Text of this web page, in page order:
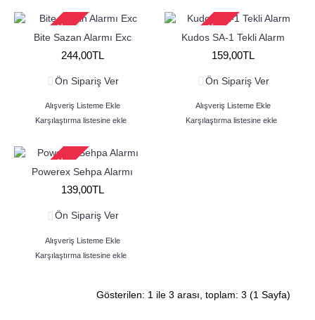
Stokta Yok
Bite Sazan Alarmı Exc
244,00TL
Ön Sipariş Ver
Alışveriş Listeme Ekle
Karşılaştırma listesine ekle
Stokta Yok
Kudos SA-1 Tekli Alarm
159,00TL
Ön Sipariş Ver
Alışveriş Listeme Ekle
Karşılaştırma listesine ekle
Stokta Yok
Powerex Sehpa Alarmı
139,00TL
Ön Sipariş Ver
Alışveriş Listeme Ekle
Karşılaştırma listesine ekle
Gösterilen: 1 ile 3 arası, toplam: 3 (1 Sayfa)